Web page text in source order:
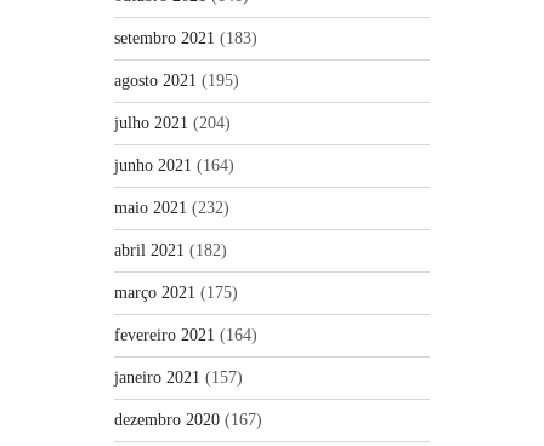
setembro 2021 (183)
agosto 2021 (195)
julho 2021 (204)
junho 2021 (164)
maio 2021 (232)
abril 2021 (182)
março 2021 (175)
fevereiro 2021 (164)
janeiro 2021 (157)
dezembro 2020 (167)